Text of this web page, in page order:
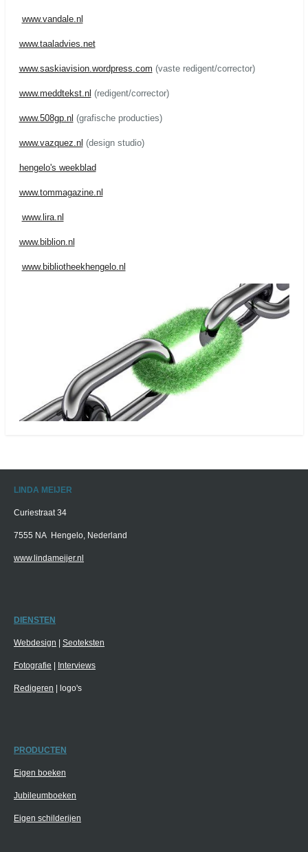
www.vandale.nl
www.taaladvies.net
www.saskiavision.wordpress.com (vaste redigent/corrector)
www.meddtekst.nl (redigent/corrector)
www.508gp.nl (grafische producties)
www.vazquez.nl (design studio)
hengelo's weekblad
www.tommagazine.nl
www.lira.nl
www.biblion.nl
www.bibliotheekhengelo.nl
LINDA MEIJER
Curiestraat 34
7555 NA Hengelo, Nederland
www.lindameijer.nl
DIENSTEN
Webdesign Seoteksten
Fotografie Interviews
Redigeren | logo's
PRODUCTEN
Eigen boeken
Jubileumboeken
Eigen schilderijen